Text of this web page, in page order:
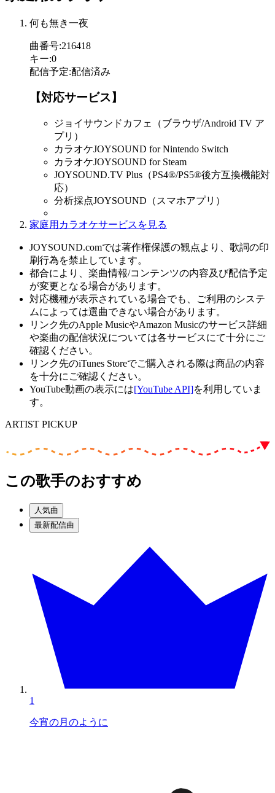
何も無き一夜
曲番号:216418
キー:0
配信予定:配信済み
【対応サービス】
ジョイサウンドカフェ（ブラウザ/Android TV ア
プリ）
カラオケJOYSOUND for Nintendo Switch
カラオケJOYSOUND for Steam
JOYSOUND.TV Plus（PS4®/PS5®後方互換機能対
応）
分析採点JOYSOUND（スマホアプリ）
家庭用カラオケサービスを見る
JOYSOUND.comでは著作権保護の観点より、歌詞の印
刷行為を禁止しています。
都合により、楽曲情報/コンテンツの内容及び配信予定
が変更となる場合があります。
対応機種が表示されている場合でも、ご利用のシステ
ムによっては選曲できない場合があります。
リンク先のApple MusicやAmazon Musicのサービス詳細
や楽曲の配信状況については各サービスにて十分にご
確認ください。
リンク先のiTunes Storeでご購入される際は商品の内容
を十分にご確認ください。
YouTube動画の表示には[YouTube API]を利用していま
す。
ARTIST PICKUP
この歌手のおすすめ
人気曲
最新配信曲
1
今宵の月のように